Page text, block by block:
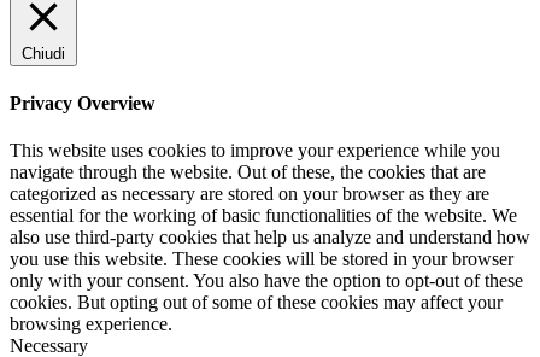
Chiudi
Privacy Overview
This website uses cookies to improve your experience while you
navigate through the website. Out of these, the cookies that are
categorized as necessary are stored on your browser as they are
essential for the working of basic functionalities of the website. We
also use third-party cookies that help us analyze and understand how
you use this website. These cookies will be stored in your browser
only with your consent. You also have the option to opt-out of these
cookies. But opting out of some of these cookies may affect your
browsing experience.
Necessary